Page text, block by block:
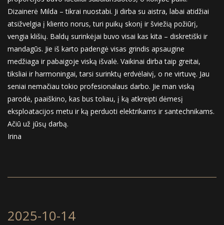
Dizainerė Milda – tikrai nuostabi. Ji dirba su aistra, labai atidžiai
atsižvelgia į kliento norus, turi puikų skonį ir šviežią požiūrį,
vengia klišių. Baldų surinkėjai buvo visai kas kita – diskretiški ir
mandagūs. Jie iš karto padengė visas grindis apsaugine
medžiaga ir pabaigoje viską išvalė. Vaikinai dirba taip greitai,
tiksliai ir harmoningai, tarsi surinktų erdvėlaivį, o ne virtuvę. Jau
seniai nemačiau tokio profesionalaus darbo. Jie man viską
parodė, paaiškino, kas bus toliau, į ką atkreipti dėmesį
eksploatacijos metu ir ką perduoti elektrikams ir santechnikams.
Ačiū už jūsų darbą.
Irina
2025-10-14